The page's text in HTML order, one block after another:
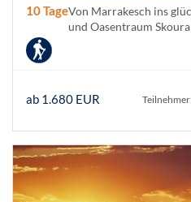
10 TageVon Marrakesch ins
und Oasentraum Skoura
ab 1.680 EUR